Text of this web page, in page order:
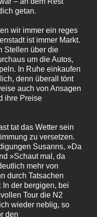
getan.
wir immer ein reges
ist immer Markt.
Stellen über die
um die Autos,
In Ruhe einkaufen
denn überall tönt
auch von Ansagen
ihre Preise
tat das Wetter sein
zu versetzen.
Susanns, »Da
»Schaut mal, da
mehr von
durch Tatsachen
In der bergigen, bei
Tour die N2
wieder neblig, so
den